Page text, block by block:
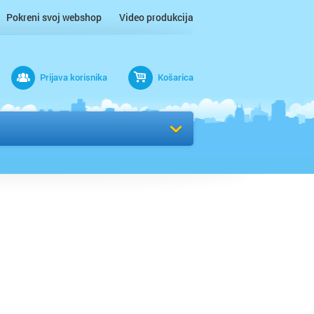
Pokreni svoj webshop Video produkcija
Prijava korisnika Košarica